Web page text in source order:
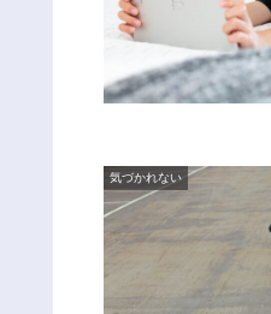
気づかれない